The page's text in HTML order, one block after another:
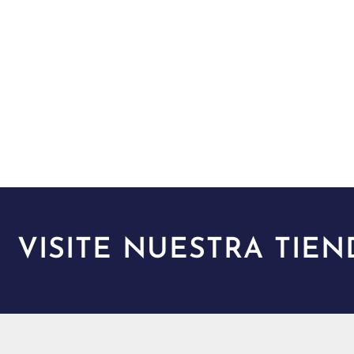
VISITE NUESTRA